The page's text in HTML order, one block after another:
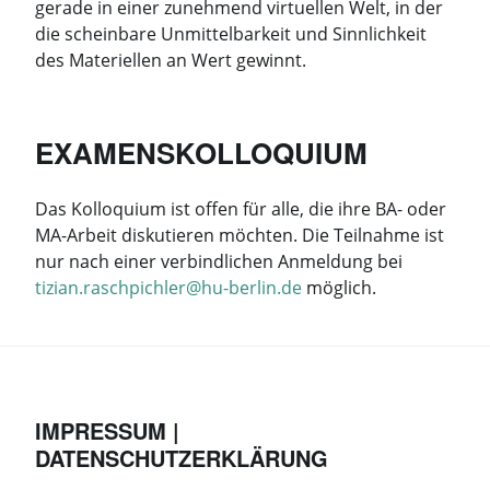
gerade in einer zunehmend virtuellen Welt, in der
die scheinbare Unmittelbarkeit und Sinnlichkeit
des Materiellen an Wert gewinnt.
EXAMENSKOLLOQUIUM
Das Kolloquium ist offen für alle, die ihre BA- oder
MA-Arbeit diskutieren möchten. Die Teilnahme ist
nur nach einer verbindlichen Anmeldung bei
tizian.raschpichler@hu-berlin.de möglich.
IMPRESSUM |
DATENSCHUTZERKLÄRUNG